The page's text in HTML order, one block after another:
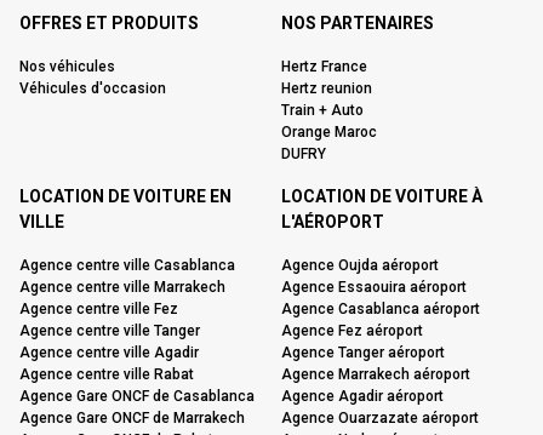
OFFRES ET PRODUITS
Nos véhicules
Véhicules d'occasion
NOS PARTENAIRES
Hertz France
Hertz reunion
Train + Auto
Orange Maroc
DUFRY
LOCATION DE VOITURE EN
VILLE
Agence centre ville Casablanca
Agence centre ville Marrakech
Agence centre ville Fez
Agence centre ville Tanger
Agence centre ville Agadir
Agence centre ville Rabat
Agence Gare ONCF de Casablanca
Agence Gare ONCF de Marrakech
LOCATION DE VOITURE À
L'AÉROPORT
Agence Oujda aéroport
Agence Essaouira aéroport
Agence Casablanca aéroport
Agence Fez aéroport
Agence Tanger aéroport
Agence Marrakech aéroport
Agence Agadir aéroport
Agence Ouarzazate aéroport